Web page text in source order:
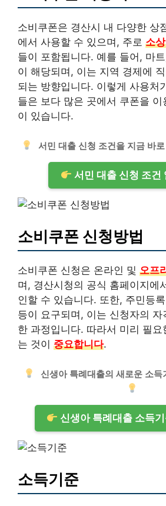
소비쿠폰은 경산시 내 다양한 상
에서 사용할 수 있으며, 주로 소
들이 포함됩니다. 예를 들어, 마
이 해당되며, 이는 지역 경제에
되는 방향입니다. 이렇게 사용처
들은 보다 많은 곳에서 쿠폰을 이
이 있습니다.
서민 대출 신청 조건을 지금 바
서민 대출 신청 조건
소비쿠폰 신청방법
소비쿠폰 신청은 온라인 및 오프
며, 경산시청의 공식 홈페이지에
인할 수 있습니다. 또한, 주민등
등이 요구되며, 이는 신청자의 자
한 과정입니다. 따라서 미리 필
는 것이 중요합니다.
신생아 특례대출의 새로운 소득
신생아 특례대출 소득기
소득기준